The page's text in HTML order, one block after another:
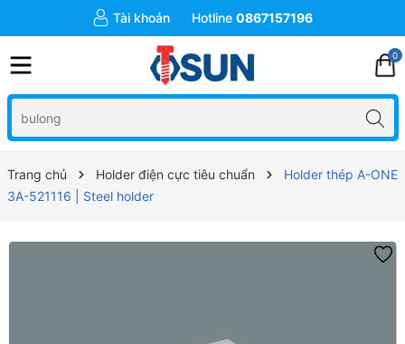
Tài khoản Hotline 0867157196
0
Trang chủ Holder điện cực tiêu chuẩn
Holder thép A-ONE
3A-521116 | Steel holder